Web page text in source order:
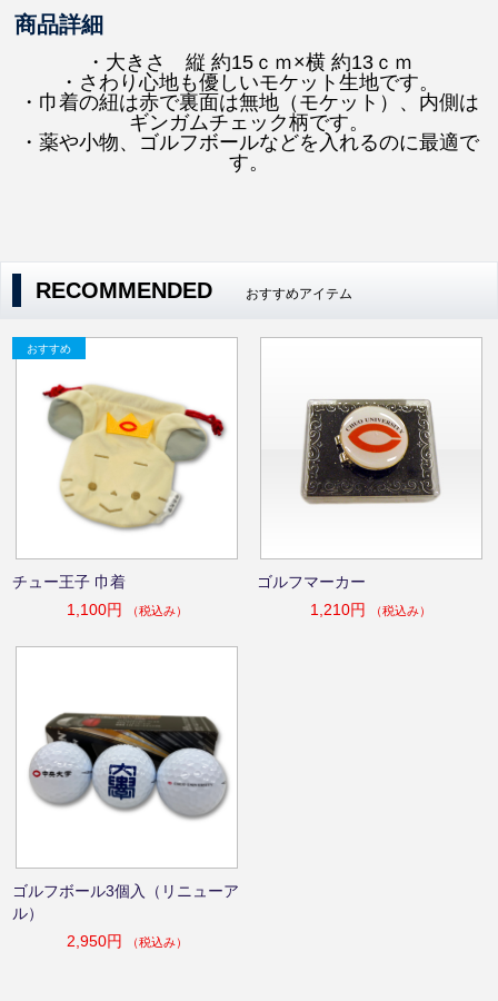
商品詳細
・大きさ 縦 約15ｃｍ×横 約13ｃｍ
・さわり心地も優しいモケット生地です。
・巾着の紐は赤で裏面は無地（モケット）、内側は
ギンガムチェック柄です。
・薬や小物、ゴルフボールなどを入れるのに最適で
す。
RECOMMENDED おすすめアイテム
チュー王子 巾着
1,100円
（税込み）
ゴルフマーカー
1,210円
（税込み）
ゴルフボール3個入（リニューア
ル）
2,950円
（税込み）